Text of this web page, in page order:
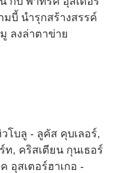
บี้ นำรุกสร้างสรรค์
ลงล่าตาข่าย
โบลู - ลูคัส คุบเลอร์,
ท, คริสเตียน กุนเธอร์
อุสเตอร์ฮาเกอ -